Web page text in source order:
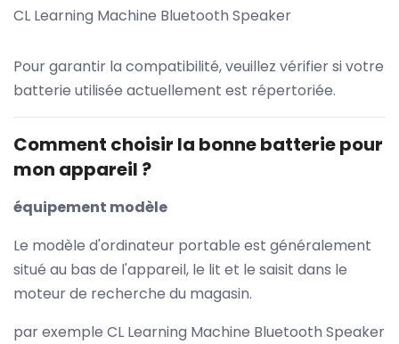
CL Learning Machine Bluetooth Speaker
Pour garantir la compatibilité, veuillez vérifier si votre
batterie utilisée actuellement est répertoriée.
Comment choisir la bonne batterie pour
mon appareil ?
équipement modèle
Le modèle d'ordinateur portable est généralement
situé au bas de l'appareil, le lit et le saisit dans le
moteur de recherche du magasin.
par exemple CL Learning Machine Bluetooth Speaker